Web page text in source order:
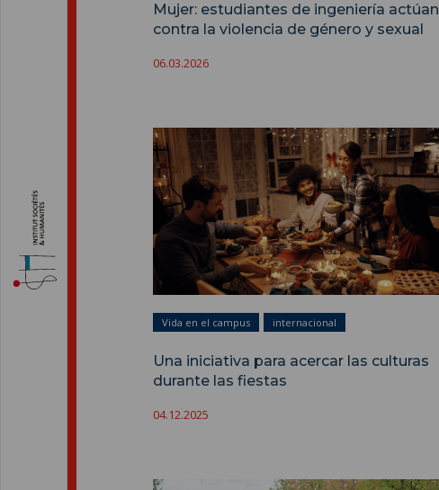
Mujer: estudiantes de ingeniería actúan
contra la violencia de género y sexual
06.03.2026
Vida en el campus internacional
Una iniciativa para acercar las culturas
durante las fiestas
04.12.2025